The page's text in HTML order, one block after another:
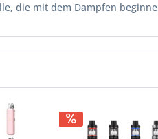
die mit dem Dampfen